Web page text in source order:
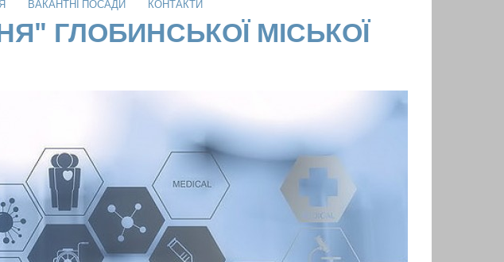
ВАКАНТНІ ПОСАДИ КОНТАКТИ
ГЛОБИНСЬКОЇ МІСЬКОЇ